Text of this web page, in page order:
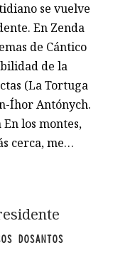
se vuelve
En Zenda
de Cántico
de la
(La Tortuga
Íhor Antónych.
los montes,
cerca, me…
DOSANTOS